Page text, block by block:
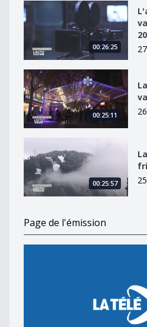
L&#039;actualité
00:26:25
La rétrospective vaudoise
00:25:11
00:25:57
Page de l'émission